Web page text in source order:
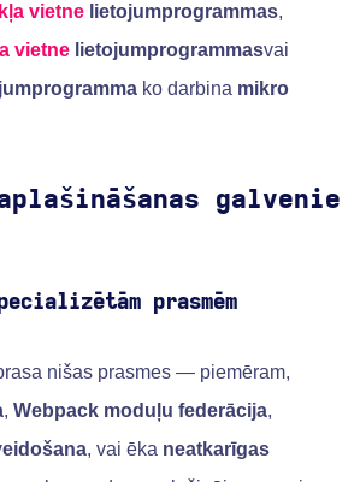
vietne lietojumprogrammas,
vietne lietojumprogrammasvai
ko darbina mikro
galvenie
prasmēm
nišas prasmes — piemēram,
, Webpack moduļu federācija,
, vai ēka neatkarīgas